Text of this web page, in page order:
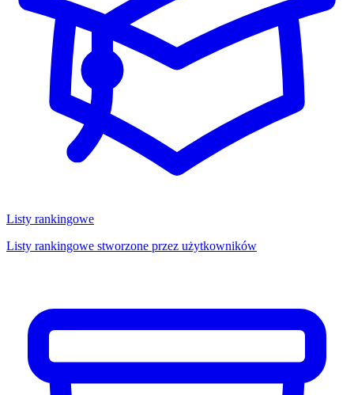
Listy rankingowe
Listy rankingowe stworzone przez użytkowników